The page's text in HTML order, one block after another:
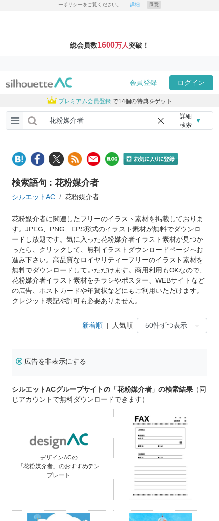
ーポリシーをご覧ください。 詳細 同意
総会員数1600万人突破！
会員登録 ログイン
プレミアム会員登録 で14個の特典をゲット
詳細
検索
▼
検索語句 : 花粉媒介者
シルエットAC 花粉媒介者
花粉媒介者に関連したフリーのイラスト素材を掲載しておりま
す。JPEG、PNG、EPS形式のイラスト素材が無料でダウンロ
ードし放題です。気に入った花粉媒介者イラスト素材が見つか
ったら、クリックして、無料イラストダウンロードページへお
進み下さい。高品質なロイヤリティーフリーのイラスト素材を
無料でダウンロードしていただけます。商用利用もOKなので、
花粉媒介者イラスト素材をチラシやポスター、WEBサイトなど
の広告、ポストカードや年賀状などにもご利用いただけます。
クレジット表記や許可も必要ありません。
新着順 | 人気順
広告を非表示にする
シルエットACグループサイトの「花粉媒介者」の検索結果 （同
じアカウントで無料ダウンロードできます）
デザインACの
「花粉媒介者」のおすすめテン
プレート